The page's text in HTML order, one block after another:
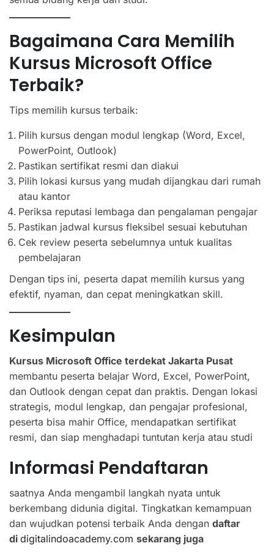
Bagaimana Cara Memilih
Kursus Microsoft Office
Terbaik?
Tips memilih kursus terbaik:
Pilih kursus dengan modul lengkap (Word, Excel,
PowerPoint, Outlook)
Pastikan sertifikat resmi dan diakui
Pilih lokasi kursus yang mudah dijangkau dari rumah
atau kantor
Periksa reputasi lembaga dan pengalaman pengajar
Pastikan jadwal kursus fleksibel sesuai kebutuhan
Cek review peserta sebelumnya untuk kualitas
pembelajaran
Dengan tips ini, peserta dapat memilih kursus yang
efektif, nyaman, dan cepat meningkatkan skill.
Kesimpulan
Kursus Microsoft Office terdekat Jakarta Pusat
membantu peserta belajar Word, Excel, PowerPoint,
dan Outlook dengan cepat dan praktis. Dengan lokasi
strategis, modul lengkap, dan pengajar profesional,
peserta bisa mahir Office, mendapatkan sertifikat
resmi, dan siap menghadapi tuntutan kerja atau studi
Informasi Pendaftaran
saatnya Anda mengambil langkah nyata untuk
berkembang didunia digital. Tingkatkan kemampuan
dan wujudkan potensi terbaik Anda dengan daftar
di digitalindoacademy.com sekarang juga